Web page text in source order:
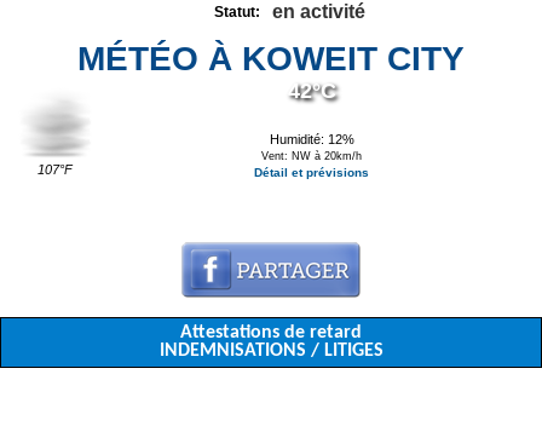
Statut: en activité
MÉTÉO À KOWEIT CITY
107°F
42°C
Humidité: 12%
Vent: NW à 20km/h
Détail et prévisions
Attestations de retard
INDEMNISATIONS / LITIGES